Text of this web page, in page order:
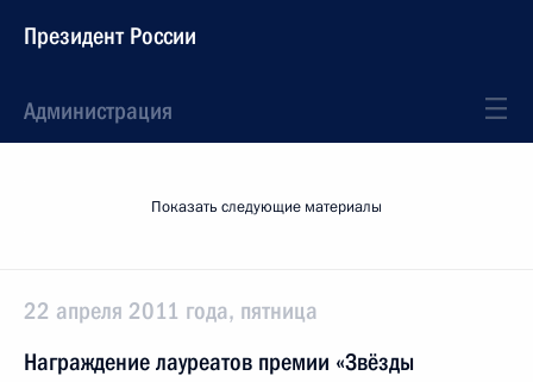
Президент России
Администрация
Показать следующие материалы
22 апреля 2011 года, пятница
Награждение лауреатов премии «Звёзды